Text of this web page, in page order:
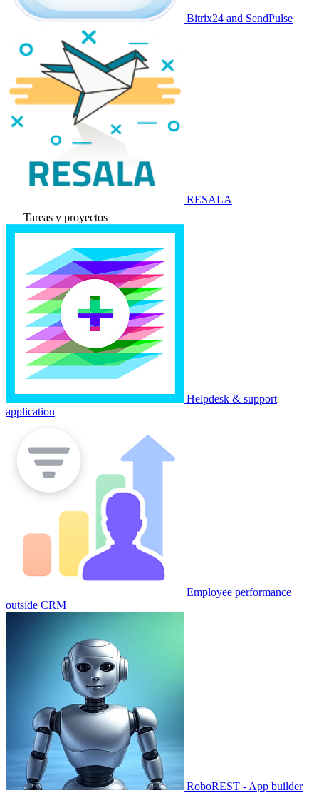
Bitrix24 and SendPulse
RESALA
Tareas y proyectos
Helpdesk & support
application
Employee performance
outside CRM
RoboREST - App builder